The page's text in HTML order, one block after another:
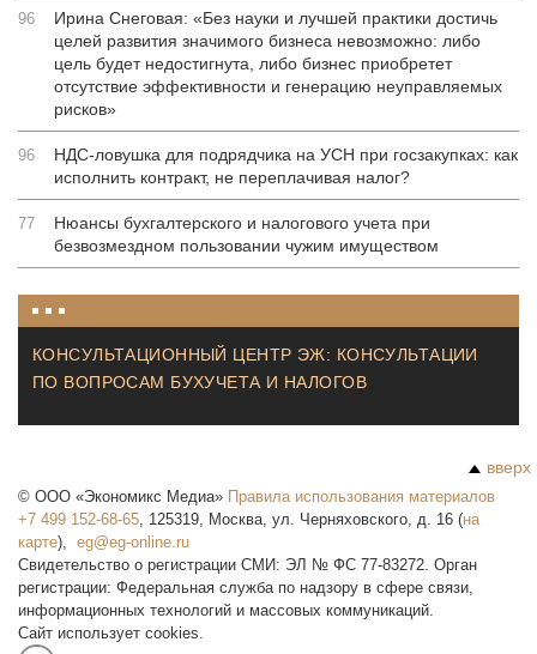
96
Ирина Снеговая: «Без науки и лучшей практики достичь
целей развития значимого бизнеса невозможно: либо
цель будет недостигнута, либо бизнес приобретет
отсутствие эффективности и генерацию неуправляемых
рисков»
96
НДС-ловушка для подрядчика на УСН при госзакупках: как
исполнить контракт, не переплачивая налог?
77
Нюансы бухгалтерского и налогового учета при
безвозмездном пользовании чужим имуществом
КОНСУЛЬТАЦИОННЫЙ ЦЕНТР ЭЖ: КОНСУЛЬТАЦИИ
ПО ВОПРОСАМ БУХУЧЕТА И НАЛОГОВ
вверх
© ООО «Экономикс Медиа» Правила использования материалов
+7 499 152-68-65, 125319, Москва, ул. Черняховского, д. 16 (на
карте),
Свидетельство о регистрации СМИ: ЭЛ № ФС 77-83272. Орган
регистрации: Федеральная служба по надзору в сфере связи,
информационных технологий и массовых коммуникаций.
Сайт использует cookies.